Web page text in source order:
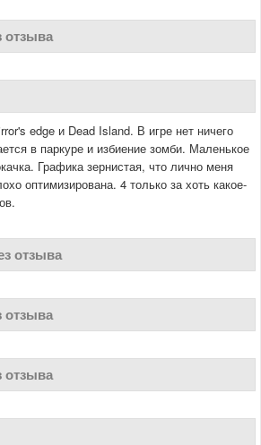
отзыва
edge и Dead Island. В игре нет ничего
в паркуре и избиение зомби. Маленькое
Графика зернистая, что лично меня
оптимизирована. 4 только за хоть какое-
отзыва
отзыва
отзыва